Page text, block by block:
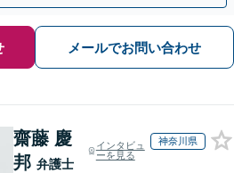
メールでお問い合わせ
齋藤 慶
邦 弁護士
インタビュ
ーを見る
神奈川県